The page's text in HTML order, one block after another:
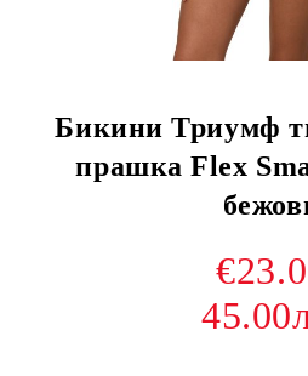
Бикини Триумф
прашка Flex